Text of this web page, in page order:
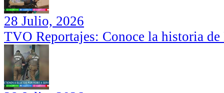
28 Julio, 2026
TVO Reportajes: Conoce la historia